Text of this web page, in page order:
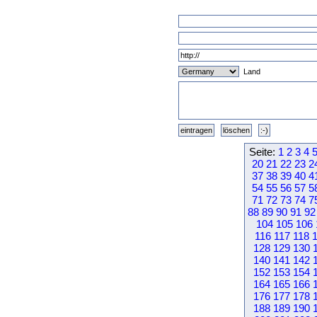
Land
Seite: 1 2 3 4 5
20 21 22 23
37 38 39 40
54 55 56 57
71 72 73 74
88 89 90 91 92
104 105 106
116 117 118
128 129 130
140 141 142
152 153 154
164 165 166
176 177 178
188 189 190